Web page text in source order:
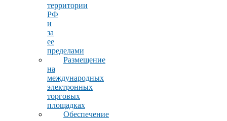
территории
РФ
и
за
ее
пределами
Размещение
на
международных
электронных
торговых
площадках
Обеспечение